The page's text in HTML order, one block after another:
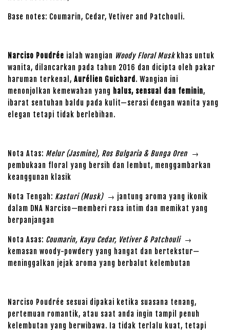
Base notes: Coumarin, Cedar, Vetiver and Patchouli.
Narciso Poudrée ialah wangian Woody Floral Muskkhas untuk
wanita, dilancarkan pada tahun 2016 dan dicipta oleh pakar
haruman terkenal, Aurélien Guichard . Wangian ini
menonjolkan kemewahan yang halus, sensual dan feminin,
ibarat sentuhan baldu pada kulit—serasi dengan wanita yang
elegan tetapi tidak berlebihan.
Nota Atas: Melur (Jasmine), Ros Bulgaria & Bunga Oren →
pembukaan floral yang bersih dan lembut, menggambarkan
keanggunan klasik
Nota Tengah: Kasturi (Musk)→ jantung aroma yang ikonik
dalam DNA Narciso—memberi rasa intim dan memikat yang
berpanjangan
Nota Asas: Coumarin, Kayu Cedar, Vetiver & Patchouli→
kemasan woody-powdery yang hangat dan bertekstur—
meninggalkan jejak aroma yang berbalut kelembutan
Narciso Poudrée sesuai dipakai ketika suasana tenang,
pertemuan romantik, atau saat anda ingin tampil penuh
kelembutan yang berwibawa. Ia tidak terlalu kuat, tetapi